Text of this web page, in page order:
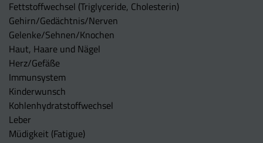
Fettstoffwechsel (Triglyceride, Cholesterin)
Gehirn/Gedächtnis/Nerven
Gelenke/Sehnen/Knochen
Haut, Haare und Nägel
Herz/Gefäße
Immunsystem
Kinderwunsch
Kohlenhydratstoffwechsel
Leber
Müdigkeit (Fatigue)